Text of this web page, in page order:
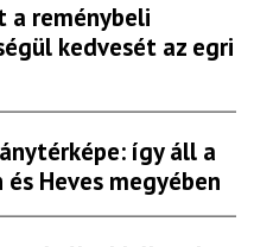
a reménybeli
kedvesét az egri
így áll a
Heves megyében